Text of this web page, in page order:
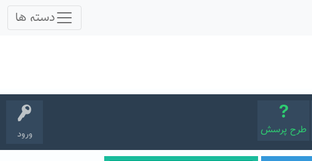
ورود طرح پرسش